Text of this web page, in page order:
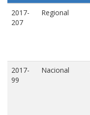
2017-
207
Regional
2017-
99
Nacional